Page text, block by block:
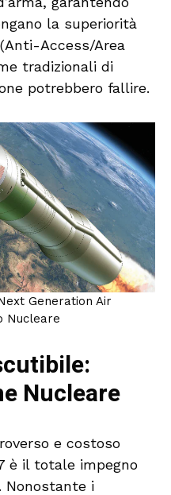
la superiorità
Access/Area
tradizionali di
potrebbero fallire.
Generation Air
Nucleare
Nucleare
e costoso
è il totale impegno
Nonostante i